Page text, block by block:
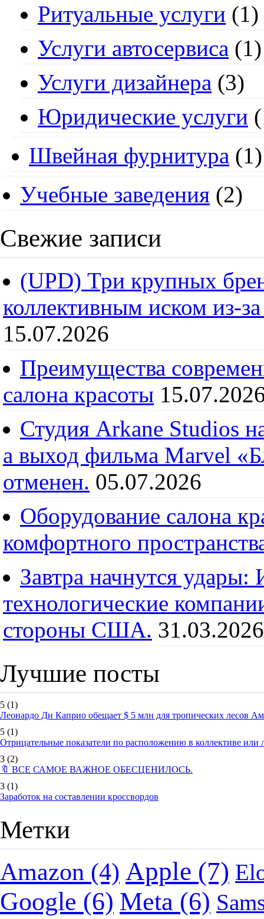
Ритуальные услуги (1)
Услуги автосервиса (1)
Услуги дизайнера (3)
Юридические услуги
Швейная фурнитура (1)
Учебные заведения (2)
Свежие записи
(UPD) Три крупных
коллективным иском из-
15.07.2026
Преимущества
салона красоты
Студия Arkane Studios
а выход фильма Marvel
отменен. 05.07.2026
Оборудование салона
комфортного
Завтра начнутся
технологические
стороны США. 31.03.2026
Лучшие посты
5 (1)
Леонардо Ди Каприо обещает $ 5 млн для тропических лесов
5 (1)
Отрицательные показатели по расположению в коллективе
3 (2)
🔖 ВСЕ САМОЕ ВАЖНОЕ ОБЕСЦЕНИЛОСЬ.
3 (1)
Заработок на составлении кроссвордов
Метки
Amazon (4) Apple (7)
Google (6) Meta (6)